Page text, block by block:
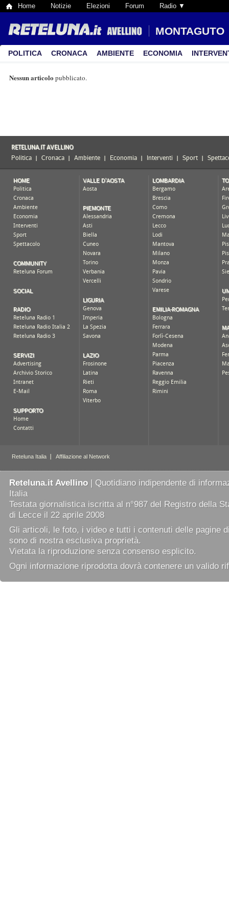
Home Notizie Elezioni Forum Radio ▼
MONTAGUTO
POLITICA CRONACA AMBIENTE ECONOMIA
Nessun articolo pubblicato.
Reteluna.it Avellino | Quotidiano indipendente di
Italia
Testata giornalistica iscritta al n°987 del Registro della
di Lecce il 22 aprile 2008
Gli articoli, le foto, i video e tutti i contenuti delle pagine
sono di nostra esclusiva proprietà.
Vietata la riproduzione senza consenso esplicito.
Ogni informazione riprodotta dovrà contenere un valido